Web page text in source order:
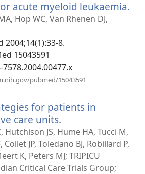
acute myeloid leukaemia.
Hop WC, Van Rhenen DJ,
2004;14(1):33-8.
15043591
pubmed/15043591
for patients in
care units.
νέο
παράθυρο)
Hutchison JS, Hume HA, Tucci M,
JP, Toledano BJ, Robillard P,
K, Peters MJ; TRIPICU
Critical Care Trials Group;